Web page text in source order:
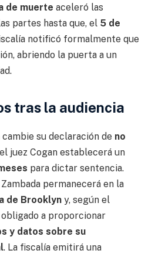
de muerte aceleró las
partes hasta que, el 5 de
notificó formalmente que
abriendo la puerta a un
tras la audiencia
cambie su declaración de no
juez Cogan establecerá un
para dictar sentencia.
permanecerá en la
de Brooklyn y, según el
a proporcionar
y datos sobre su
. La fiscalía emitirá una